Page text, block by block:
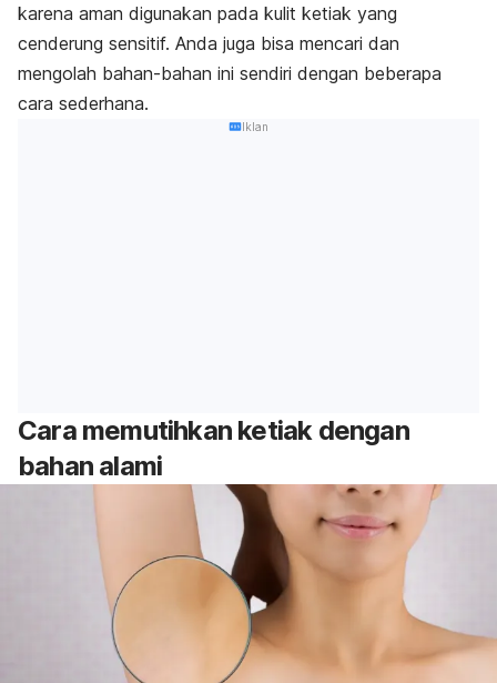
karena aman digunakan pada kulit ketiak yang
cenderung sensitif. Anda juga bisa mencari dan
mengolah bahan-bahan ini sendiri dengan beberapa
cara sederhana.
Iklan
Cara memutihkan ketiak dengan
bahan alami